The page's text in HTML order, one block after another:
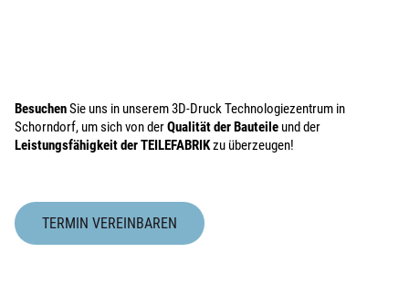
BesuchenSie uns in unserem 3D-Druck Technologiezentrum in
Schorndorf, um sich von derQualität der Bauteile und der
Leistungsfähigkeit der TEILEFABRIKzu überzeugen!
TERMIN VEREINBAREN